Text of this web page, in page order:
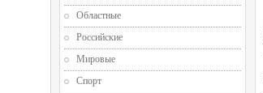
Областные
Российские
Мировые
Спорт